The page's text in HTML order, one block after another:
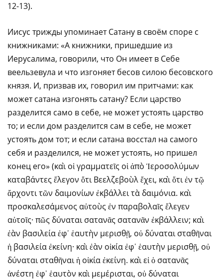
12-13).
Иисус трижды упоминает Сатану в своём споре с
книжниками: «А книжники, пришедшие из
Иерусалима, говорили, что Он имеет в Себе
веельзевула и что изгоняет бесов силою бесовского
князя. И, призвав их, говорил им притчами: как
может сатана изгонять сатану? Если царство
разделится само в себе, не может устоять царство
то; и если дом разделится сам в себе, не может
устоять дом тот; и если сатана восстал на самого
себя и разделился, не может устоять, но пришел
конец его» (καὶ οἱ γραμματεῖς οἱ ἀπὸ Ἱεροσολύμων
καταβάντες ἔλεγον ὅτι Βεελζεβοὺλ ἔχει, καὶ ὅτι ἐν τῷ
ἄρχοντι τῶν δαιμονίων ἐκβάλλει τὰ δαιμόνια. καὶ
προσκαλεσάμενος αὐτοὺς ἐν παραβολαῖς ἔλεγεν
αὐτοῖς· πῶς δύναται σατανᾶς σατανᾶν ἐκβάλλειν; καὶ
ἐὰν βασιλεία ἐφ᾿ ἑαυτὴν μερισθῇ, οὐ δύναται σταθῆναι
ἡ βασιλεία ἐκείνη· καὶ ἐὰν οἰκία ἐφ᾿ ἑαυτὴν μερισθῇ, οὐ
δύναται σταθῆναι ἡ οἰκία ἐκείνη. καὶ εἰ ὁ σατανᾶς
ἀνέστη ἐφ᾿ ἑαυτὸν καὶ μεμέρισται, οὐ δύναται